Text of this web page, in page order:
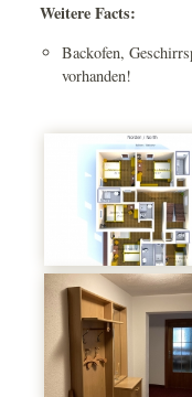
Weitere Facts:
Backofen,
vorhanden!